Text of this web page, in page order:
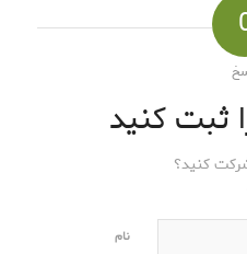
ثبت کنید
کنید؟
نام